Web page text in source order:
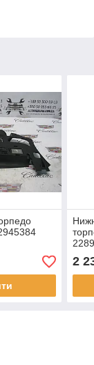
2